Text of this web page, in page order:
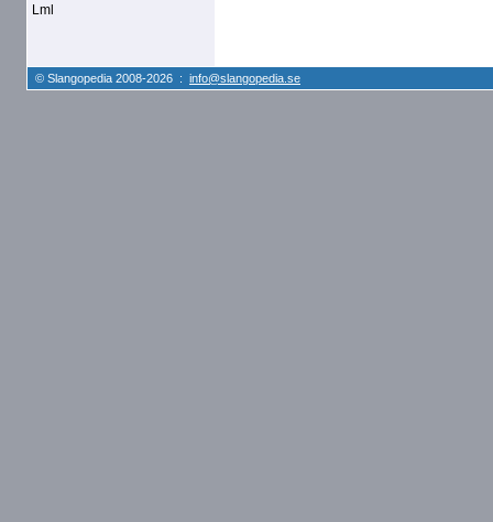
Lml
© Slangopedia 2008-2026 : info@slangopedia.se